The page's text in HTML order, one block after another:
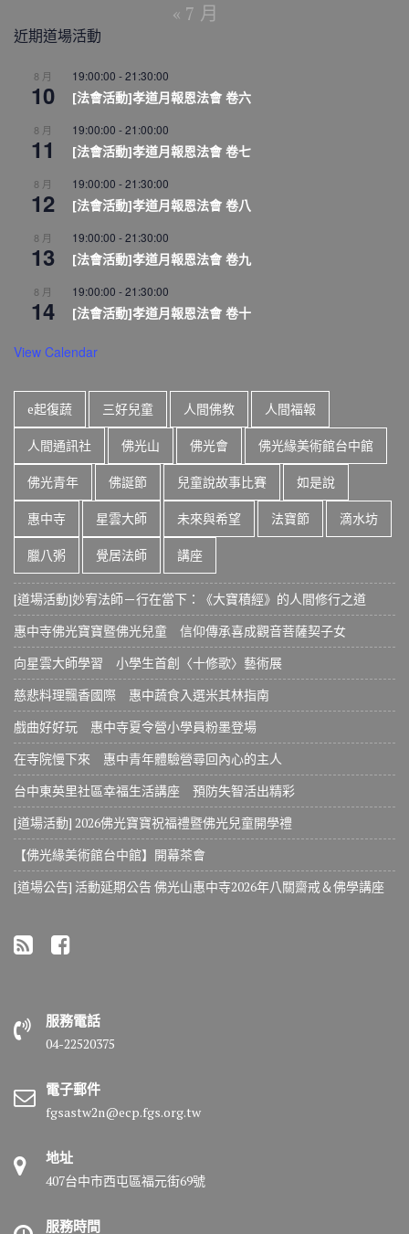
« 7 月
近期道場活動
8 月
10
19:00:00 -21:30:00
[法會活動]孝道月報恩法會 卷六
8 月
11
19:00:00 -21:00:00
[法會活動]孝道月報恩法會 卷七
8 月
12
19:00:00 -21:30:00
[法會活動]孝道月報恩法會 卷八
8 月
13
19:00:00 -21:30:00
[法會活動]孝道月報恩法會 卷九
8 月
14
19:00:00 -21:30:00
[法會活動]孝道月報恩法會 卷十
View Calendar
e起復蔬 三好兒童 人間佛教 人間福報
人間通訊社 佛光山 佛光會 佛光緣美術館台中館
佛光青年 佛誕節 兒童說故事比賽 如是說
惠中寺 星雲大師 未來與希望 法寶節 滴水坊
臘八粥 覺居法師 講座
[道場活動]妙宥法師－行在當下：《大寶積經》的人間修行之道
惠中寺佛光寶寶暨佛光兒童 信仰傳承喜成觀音菩薩契子女
向星雲大師學習 小學生首創〈十修歌〉藝術展
慈悲料理飄香國際 惠中蔬食入選米其林指南
戲曲好好玩 惠中寺夏令營小學員粉墨登場
在寺院慢下來 惠中青年體驗營尋回內心的主人
台中東英里社區幸福生活講座 預防失智活出精彩
[道場活動] 2026佛光寶寶祝福禮暨佛光兒童開學禮
【佛光緣美術館台中館】開幕茶會
[道場公告] 活動延期公告 佛光山惠中寺2026年八關齋戒＆佛學講座
服務電話
04-22520375
電子郵件
fgsastw2n@ecp.fgs.org.tw
地址
407台中市西屯區福元街69號
服務時間